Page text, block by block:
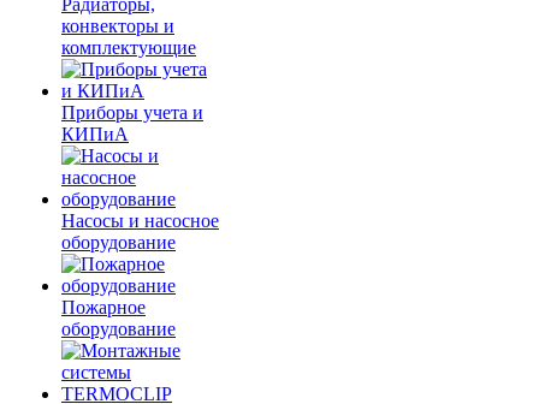
Радиаторы,
конвекторы и
комплектующие
Приборы учета и
КИПиА
Насосы и насосное
оборудование
Пожарное
оборудование